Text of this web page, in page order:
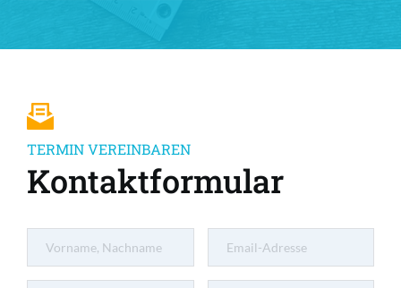
TERMIN VEREINBAREN
Kontaktformular